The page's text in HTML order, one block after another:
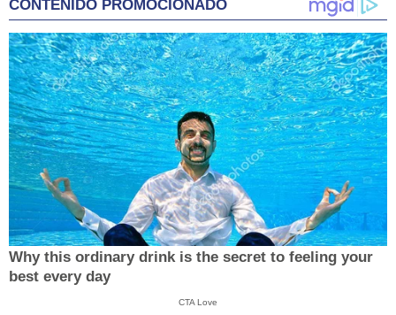
CONTENIDO PROMOCIONADO
Why this ordinary drink is the secret to feeling your
best every day
CTA Love